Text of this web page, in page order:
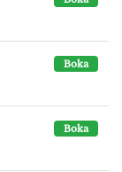
Boka
Boka